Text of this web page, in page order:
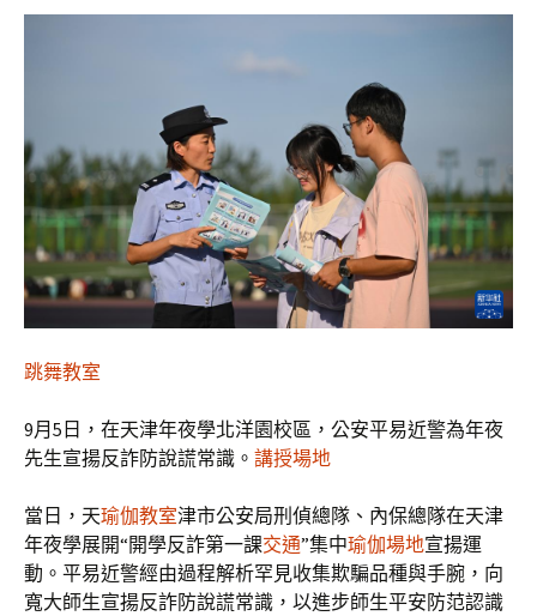
跳舞教室
9月5日，在天津年夜學北洋園校區，公安平易近警為年夜
先生宣揚反詐防說謊常識。 講授場地
當日，天瑜伽教室津市公安局刑偵總隊、內保總隊在天津
年夜學展開“開學反詐第一課交通”集中瑜伽場地宣揚運
動。平易近警經由過程解析罕見收集欺騙品種與手腕，向
寬大師生宣揚反詐防說謊常識，以進步師生平安防范認識